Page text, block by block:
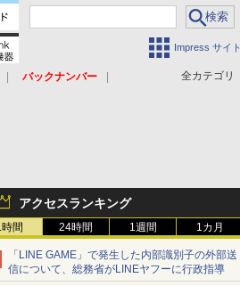
Impress サイト
全カテゴリ
バックナンバー
アクセスランキング
時間 24時間 1週間 1カ月
「LINE GAME」で発生した内部識別子の外部送
信について、総務省がLINEヤフーに行政指導